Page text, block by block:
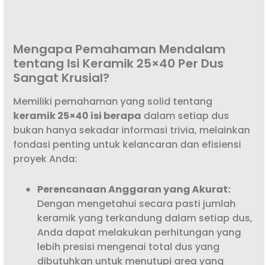
Mengapa Pemahaman Mendalam
tentang Isi Keramik 25×40 Per Dus
Sangat Krusial?
Memiliki pemahaman yang solid tentang
keramik 25×40 isi berapa dalam setiap dus
bukan hanya sekadar informasi trivia, melainkan
fondasi penting untuk kelancaran dan efisiensi
proyek Anda:
Perencanaan Anggaran yang Akurat:
Dengan mengetahui secara pasti jumlah
keramik yang terkandung dalam setiap dus,
Anda dapat melakukan perhitungan yang
lebih presisi mengenai total dus yang
dibutuhkan untuk menutupi area yang